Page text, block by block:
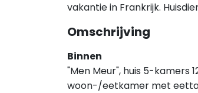
vakantie in Frankrijk.
Omschrijving
Binnen
"Men Meur", huis 5-kamers
woon-/eetkamer met